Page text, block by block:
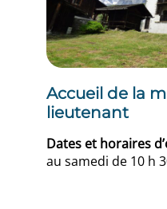
Accueil de la
lieutenant
Dates et horaires
au samedi de 10 h